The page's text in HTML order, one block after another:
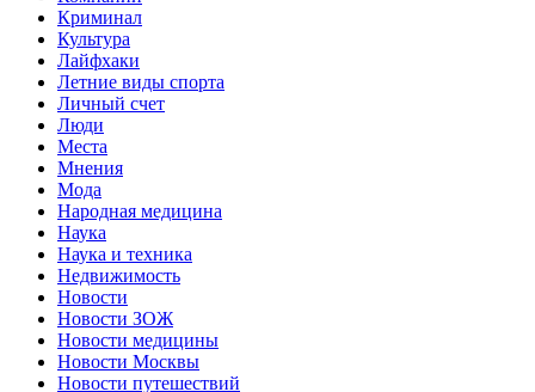
Криминал
Культура
Лайфхаки
Летние виды спорта
Личный счет
Люди
Места
Мнения
Мода
Народная медицина
Наука
Наука и техника
Недвижимость
Новости
Новости ЗОЖ
Новости медицины
Новости Москвы
Новости путешествий